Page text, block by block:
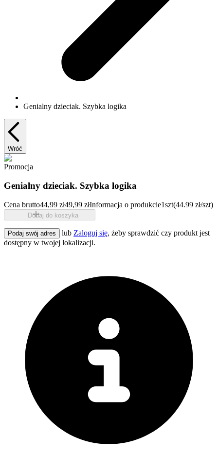
Genialny dzieciak. Szybka logika
Wróć
Promocja
Genialny dzieciak. Szybka logika
Cena brutto44,99 zł49,99 złInformacja o produkcie1szt(44.99 zł/szt)
Dodaj do koszyka
Podaj swój adres lub Zaloguj się, żeby sprawdzić czy produkt jest
dostępny w twojej lokalizacji.